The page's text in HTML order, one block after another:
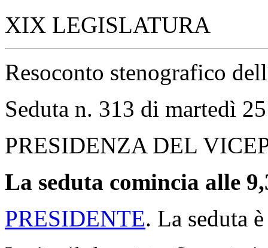
Atti di indirizzo e
Votazioni
Frontespizio
Indice Cronologico
Documento Intero
Formato Xml
Versione Stampa